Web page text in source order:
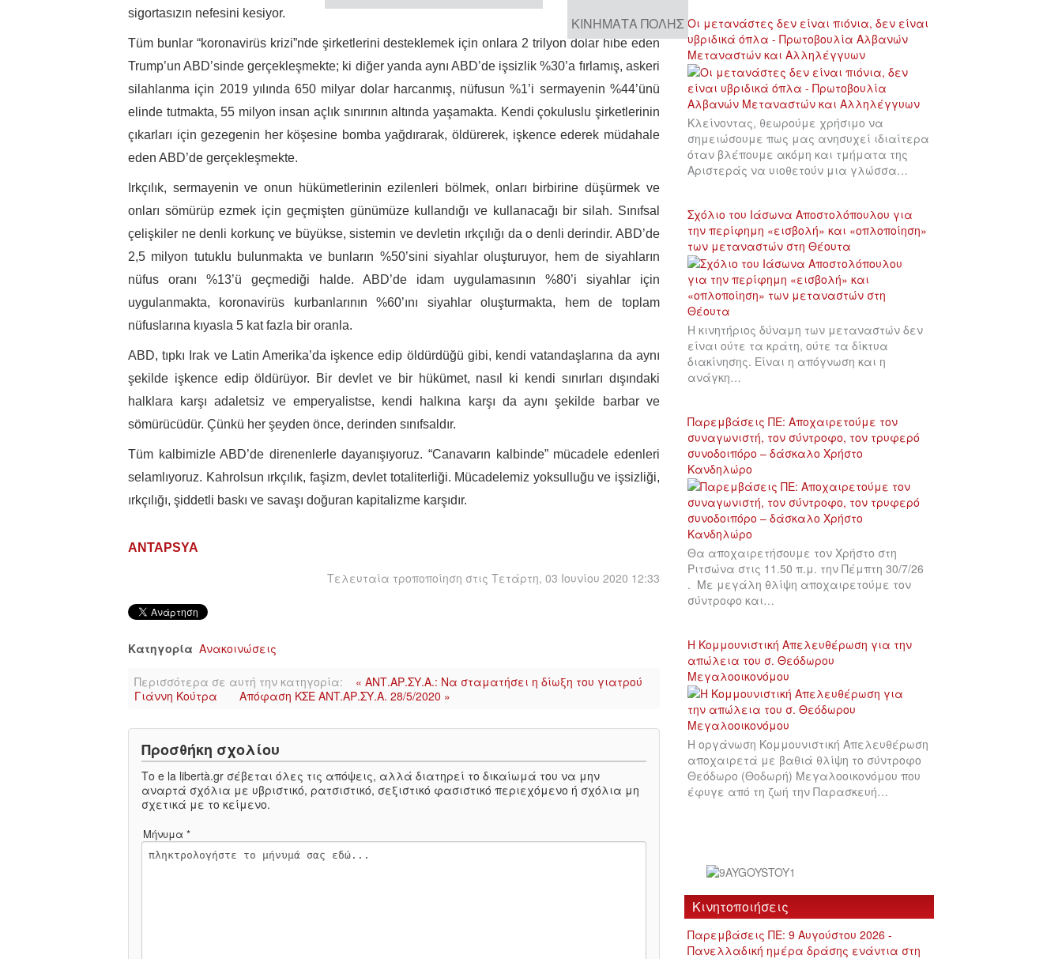
ΚΙΝΉΜΑΤΑ ΠΌΛΗΣ
sigortasızın nefesini kesiyor.
Tüm bunlar “koronavirüs krizi”nde şirketlerini desteklemek için onlara 2 trilyon dolar hibe eden
Trump’un ABD’sinde gerçekleşmekte; ki diğer yanda aynı ABD’de işsizlik %30’a fırlamış, askeri
silahlanma için 2019 yılında 650 milyar dolar harcanmış, nüfusun %1’i sermayenin %44’ünü
elinde tutmakta, 55 milyon insan açlık sınırının altında yaşamakta. Kendi çokuluslu şirketlerinin
çıkarları için gezegenin her köşesine bomba yağdırarak, öldürerek, işkence ederek müdahale
eden ABD’de gerçekleşmekte.
Irkçılık, sermayenin ve onun hükümetlerinin ezilenleri bölmek, onları birbirine düşürmek ve
onları sömürüp ezmek için geçmişten günümüze kullandığı ve kullanacağı bir silah. Sınıfsal
çelişkiler ne denli korkunç ve büyükse, sistemin ve devletin ırkçılığı da o denli derindir. ABD’de
2,5 milyon tutuklu bulunmakta ve bunların %50’sini siyahlar oluşturuyor, hem de siyahların
nüfus oranı %13’ü geçmediği halde. ABD’de idam uygulamasının %80’i siyahlar için
uygulanmakta, koronavirüs kurbanlarının %60’ını siyahlar oluşturmakta, hem de toplam
nüfuslarına kıyasla 5 kat fazla bir oranla.
ABD, tıpkı Irak ve Latin Amerika’da işkence edip öldürdüğü gibi, kendi vatandaşlarına da aynı
şekilde işkence edip öldürüyor. Bir devlet ve bir hükümet, nasıl ki kendi sınırları dışındaki
halklara karşı adaletsiz ve emperyalistse, kendi halkına karşı da aynı şekilde barbar ve
sömürücüdür. Çünkü her şeyden önce, derinden sınıfsaldır.
Tüm kalbimizle ABD’de direnenlerle dayanışıyoruz. “Canavarın kalbinde” mücadele edenleri
selamlıyoruz. Kahrolsun ırkçılık, faşizm, devlet totaliterliği. Mücadelemiz yoksulluğu ve işsizliği,
ırkçılığı, şiddetli baskı ve savaşı doğuran kapitalizme karşıdır.
ANTAΡSΥΑ
Τελευταία τροποποίηση στις Τετάρτη, 03 Ιουνίου 2020 12:33
Κατηγορία Ανακοινώσεις
Περισσότερα σε αυτή την κατηγορία:
« ΑΝΤ.ΑΡ.ΣΥ.Α.: Να σταματήσει η δίωξη του γιατρού
Γιάννη Κούτρα
Απόφαση ΚΣΕ ANT.AΡ.ΣΥ.Α. 28/5/2020 »
Προσθήκη σχολίου
Το e la libertà.gr σέβεται όλες τις απόψεις, αλλά διατηρεί το δικαίωμά του να μην
αναρτά σχόλια με υβριστικό, ρατσιστικό, σεξιστικό φασιστικό περιεχόμενο ή σχόλια μη
σχετικά με το κείμενο.
Μήνυμα *
Οι μετανάστες δεν είναι πιόνια, δεν είναι
υβριδικά όπλα - Πρωτοβουλία Αλβανών
Μεταναστών και Αλληλέγγυων
Κλείνοντας, θεωρούμε χρήσιμο να
σημειώσουμε πως μας ανησυχεί ιδιαίτερα
όταν βλέπουμε ακόμη και τμήματα της
Αριστεράς να υιοθετούν μια γλώσσα…
Σχόλιο του Ιάσωνα Αποστολόπουλου για
την περίφημη «εισβολή» και «οπλοποίηση»
των μεταναστών στη Θέουτα
Η κινητήριος δύναμη των μεταναστών δεν
είναι ούτε τα κράτη, ούτε τα δίκτυα
διακίνησης. Είναι η απόγνωση και η
ανάγκη…
Παρεμβάσεις ΠΕ: Αποχαιρετούμε τον
συναγωνιστή, τον σύντροφο, τον τρυφερό
συνοδοιπόρο – δάσκαλο Χρήστο
Κανδηλώρο
Θα αποχαιρετήσουμε τον Χρήστο στη
Ριτσώνα στις 11.50 π.μ. την Πέμπτη 30/7/26
. Με μεγάλη θλίψη αποχαιρετούμε τον
σύντροφο και…
Η Κομμουνιστική Απελευθέρωση για την
απώλεια του σ. Θεόδωρου
Μεγαλοοικονόμου
Η οργάνωση Κομμουνιστική Απελευθέρωση
αποχαιρετά με βαθιά θλίψη το σύντροφο
Θεόδωρο (Θοδωρή) Μεγαλοοικονόμου που
έφυγε από τη ζωή την Παρασκευή…
Κινητοποιήσεις
Παρεμβάσεις ΠΕ: 9 Αυγούστου 2026 -
Πανελλαδική ημέρα δράσης ενάντια στη